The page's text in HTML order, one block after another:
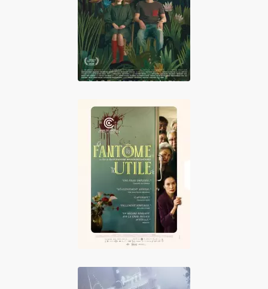
Family Therapy
Fantôme Utile